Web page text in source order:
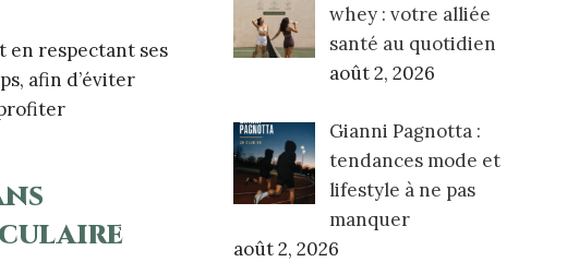
en respectant ses
afin d’éviter
whey : votre alliée
santé au quotidien
août 2, 2026
Gianni Pagnotta :
tendances mode et
lifestyle à ne pas
manquer
août 2, 2026